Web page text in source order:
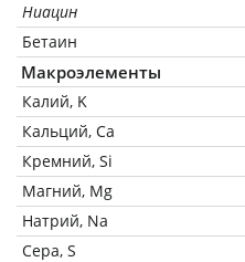
Ниацин
Бетаин
Макроэлементы
Калий, K
Кальций, Ca
Кремний, Si
Магний, Mg
Натрий, Na
Сера, S